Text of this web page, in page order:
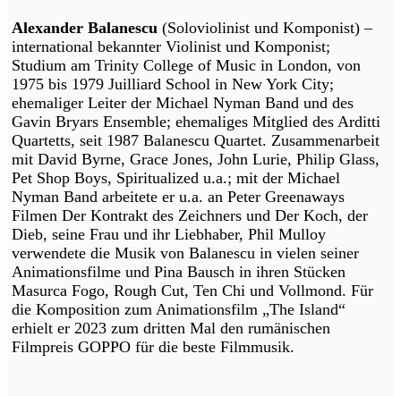
Alexander Balanescu (Soloviolinist und Komponist) –
international bekannter Violinist und Komponist;
Studium am Trinity College of Music in London, von
1975 bis 1979 Juilliard School in New York City;
ehemaliger Leiter der Michael Nyman Band und des
Gavin Bryars Ensemble; ehemaliges Mitglied des Arditti
Quartetts, seit 1987 Balanescu Quartet. Zusammenarbeit
mit David Byrne, Grace Jones, John Lurie, Philip Glass,
Pet Shop Boys, Spiritualized u.a.; mit der Michael
Nyman Band arbeitete er u.a. an Peter Greenaways
Filmen Der Kontrakt des Zeichners und Der Koch, der
Dieb, seine Frau und ihr Liebhaber, Phil Mulloy
verwendete die Musik von Balanescu in vielen seiner
Animationsfilme und Pina Bausch in ihren Stücken
Masurca Fogo, Rough Cut, Ten Chi und Vollmond. Für
die Komposition zum Animationsfilm „The Island“
erhielt er 2023 zum dritten Mal den rumänischen
Filmpreis GOPPO für die beste Filmmusik.